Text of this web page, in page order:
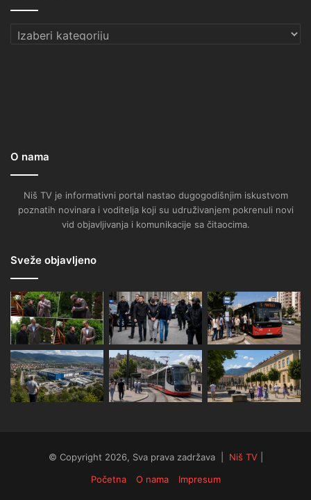
Kategorije
O nama
Niš TV je informativni portal nastao dugogodišnjim iskustvom
poznatih novinara i voditelja koji su udruživanjem pokrenuli novi
vid objavljivanja i komunikacije sa čitaocima.
Sveže objavljeno
© Copyright 2026, Sva prava zadržava | Niš TV|
Početna
O nama Impresum